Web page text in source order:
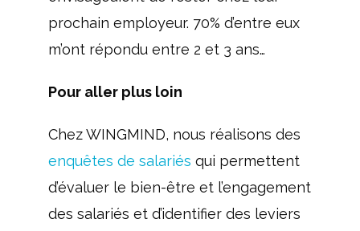
prochain employeur. 70% d’entre eux
m’ont répondu entre 2 et 3 ans…
Pour aller plus loin
Chez WINGMIND, nous réalisons des
enquêtes de salariés qui permettent
d’évaluer le bien-être et l’engagement
des salariés et d’identifier des leviers